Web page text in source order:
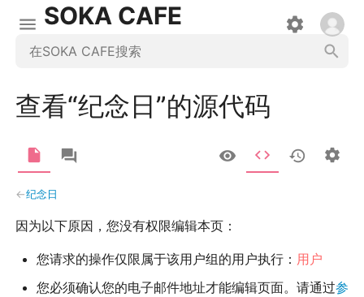
SOKA CAFE
查看“纪念日”的源代码
←纪念日
因为以下原因，您没有权限编辑本页：
您请求的操作仅限属于该用户组的用户执行： 用户
您必须确认您的电子邮件地址才能编辑页面。请通过参